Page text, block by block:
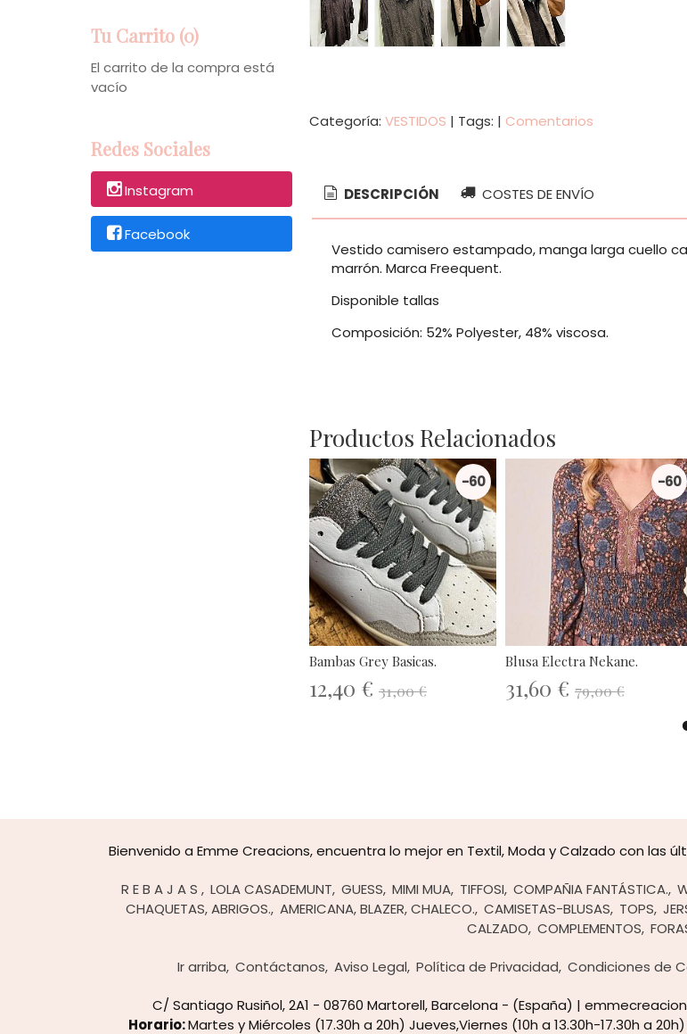
Tu Carrito (0)
El carrito de la compra está
vacío
Redes Sociales
Instagram
Facebook
Categoría: VESTIDOS | Tags: | Comentarios
DESCRIPCIÓN COSTES DE ENVÍO
Vestido camisero estampado, manga larga cuello
marrón. Marca Freequent.
Disponible tallas
Composición: 52% Polyester, 48% viscosa.
Productos Relacionados
-60
%
Bambas Grey Basicas.
12,40 € 31,00 €
-60
%
Blusa Electra Nekane.
31,60 € 79,00 €
Bienvenido a Emme Creacions, encuentra lo mejor en Textil, Moda y Calzado con las
R E B A J A S LOLA CASADEMUNT GUESS MIMI MUA TIFFOSI COMPAÑIA FANTÁSTICA.
CHAQUETAS, ABRIGOS. AMERICANA, BLAZER, CHALECO. CAMISETAS-BLUSAS TOPS
CALZADO COMPLEMENTOS
Ir arriba Contáctanos Aviso Legal Política de Privacidad Condiciones de
C/ Santiago Rusiñol, 2A1 - 08760 Martorell, Barcelona - (España) |
Horario:Martes y Miércoles (17.30h a 20h) Jueves,Viernes (10h a 13.30h-17.30h a